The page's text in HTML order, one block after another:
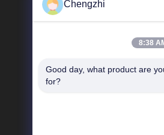
速いリン
Chengzhi
8:38
Good day, what product are
for?